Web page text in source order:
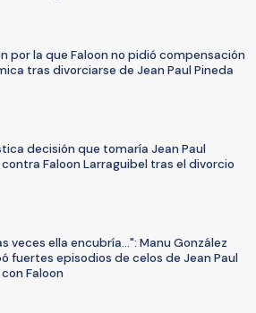
por la que Faloon no pidió compensación
tras divorciarse de Jean Paul Pineda
decisión que tomaría Jean Paul
Faloon Larraguibel tras el divorcio
veces ella encubría...": Manu González
fuertes episodios de celos de Jean Paul
Faloon